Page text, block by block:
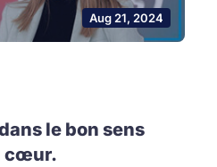
Aug 21, 2024
le bon sens
cœur.